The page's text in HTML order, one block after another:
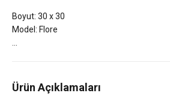
Boyut: 30 x 30
Model: Flore
Ürün Açıklamaları